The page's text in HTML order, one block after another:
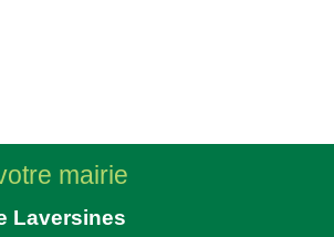
mairie
Laversines